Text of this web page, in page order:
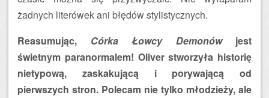
żadnych literówek ani błędów stylistycznych.
Reasumując, Córka Łowcy Demonówjest
świetnym paranormalem! Oliver stworzyła historię
nietypową, zaskakującą i porywającą od
pierwszych stron. Polecam nie tylko młodzieży, ale